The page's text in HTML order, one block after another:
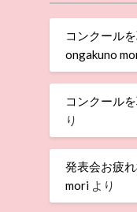
コンクール
ongakuno
コンクール
り
発表会お疲
moriより